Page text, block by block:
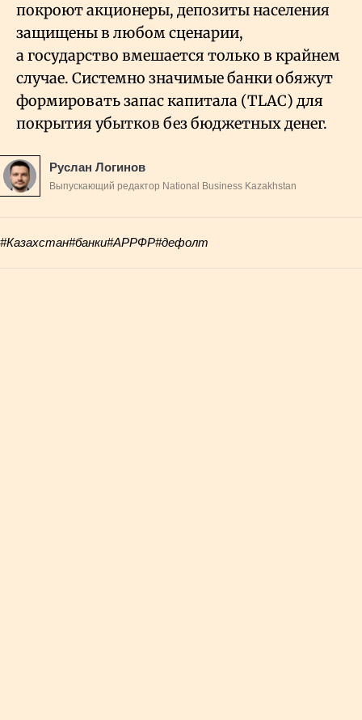
покроют акционеры, депозиты населения
защищены в любом сценарии,
а государство вмешается только в крайнем
случае. Системно значимые банки обяжут
формировать запас капитала (TLAC) для
покрытия убытков без бюджетных денег.
Руслан Логинов
Выпускающий редактор National Business Kazakhstan
#Казахстан#банки#АРРФР#дефолт